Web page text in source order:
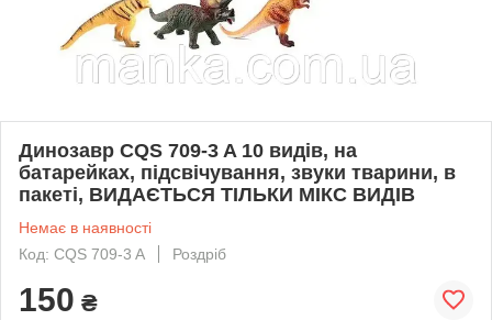
Динозавр CQS 709-3 A 10 видів, на
батарейках, підсвічування, звуки тварини, в
пакеті, ВИДАЄТЬСЯ ТІЛЬКИ МІКС ВИДІВ
Немає в наявності
Код: CQS 709-3 A
Роздріб
150 ₴